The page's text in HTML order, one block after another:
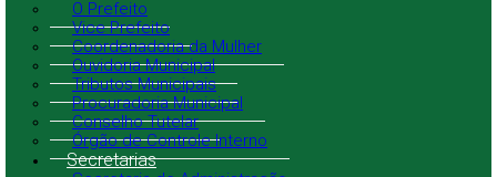
O Prefeito
Vice Prefeito
Coordenadoria da Mulher
Ouvidoria Municipal
Tributos Municipais
Procuradoria Municipal
Conselho Tutelar
Órgão de Controle Interno
Secretarias